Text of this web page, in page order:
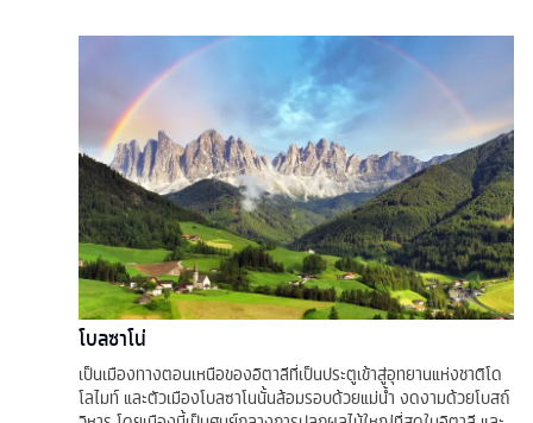
โบลซาโน่
เป็นเมืองทางตอนเหนือของอิตาลีที่เป็นประตูเข้าสู่อุทยานแห่งชาติโด
โลไมท์ และตัวเมืองโบลซาโนนั้นล้อมรอบด้วยแม่น้ำ งดงามด้วยโบสถ์